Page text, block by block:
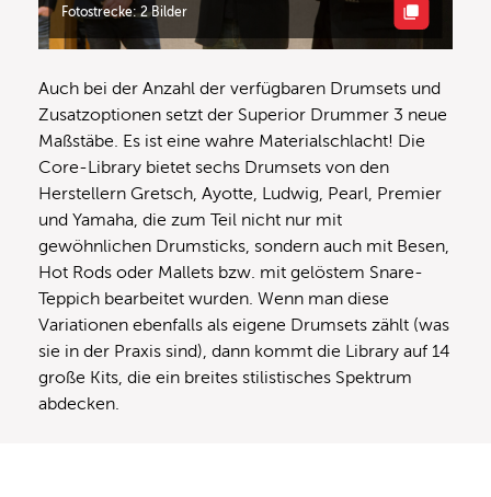
Fotostrecke: 2 Bilder
Auch bei der Anzahl der verfügbaren Drumsets und
Zusatzoptionen setzt der Superior Drummer 3 neue
Maßstäbe. Es ist eine wahre Materialschlacht! Die
Core-Library bietet sechs Drumsets von den
Herstellern Gretsch, Ayotte, Ludwig, Pearl, Premier
und Yamaha, die zum Teil nicht nur mit
gewöhnlichen Drumsticks, sondern auch mit Besen,
Hot Rods oder Mallets bzw. mit gelöstem Snare-
Teppich bearbeitet wurden. Wenn man diese
Variationen ebenfalls als eigene Drumsets zählt (was
sie in der Praxis sind), dann kommt die Library auf 14
große Kits, die ein breites stilistisches Spektrum
abdecken.